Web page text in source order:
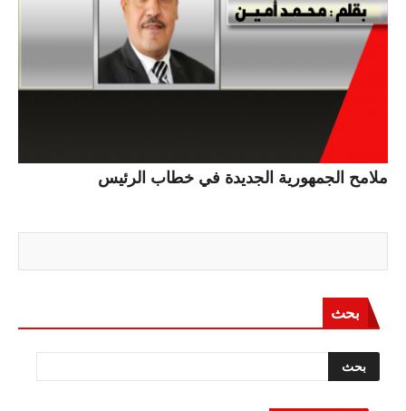
ملامح الجمهورية الجديدة في خطاب الرئيس
بحث